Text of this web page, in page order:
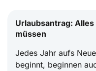
Urlaubsantrag:
müssen
Jedes Jahr aufs
beginnt, beginnen